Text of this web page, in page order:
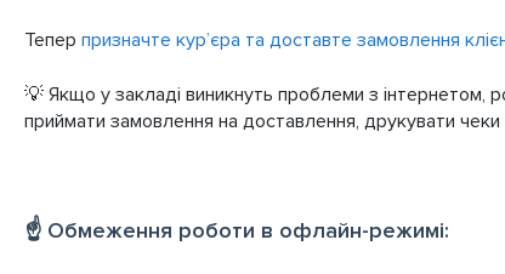
Тепер призначте кур’єра та доставте замовлення
💡 Якщо у закладі виникнуть проблеми з інтернетом,
приймати замовлення на доставлення, друкувати чеки
☝️ Обмеження роботи в офлайн-режимі: